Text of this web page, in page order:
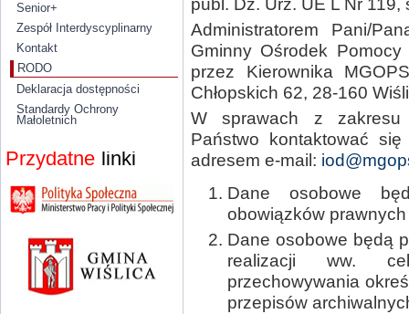
Senior+
Zespół Interdyscyplinarny
Kontakt
RODO
Deklaracja dostępności
Standardy Ochrony
Małoletnich
Przydatne linki
publ. Dz. Urz. UE L Nr 119,
Administratorem Pani/
Gminny Ośrodek Pomocy
przez Kierownika
Chłopskich 62, 28-160
W sprawach z zakresu
Państwo kontaktować
adresem e-mail:
Dane osobowe
obowiązków
Dane osobowe będą
realizacji ww.
przechowywania
przepisów